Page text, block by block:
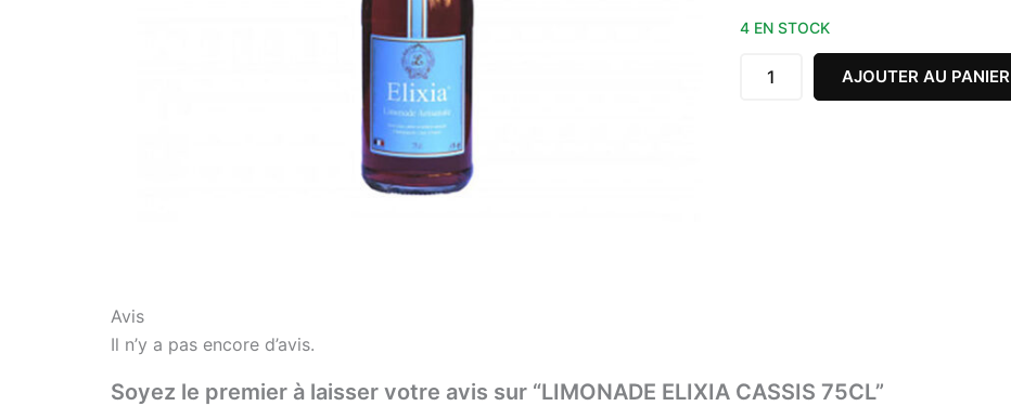
4 EN STOCK
LIMONADE
CASSIS
AJOUTER AU PANIER
Avis
Il n’y a pas encore d’avis.
Soyez le premier à laisser votre avis sur “LIMONADE ELIXIA CASSIS 75CL”